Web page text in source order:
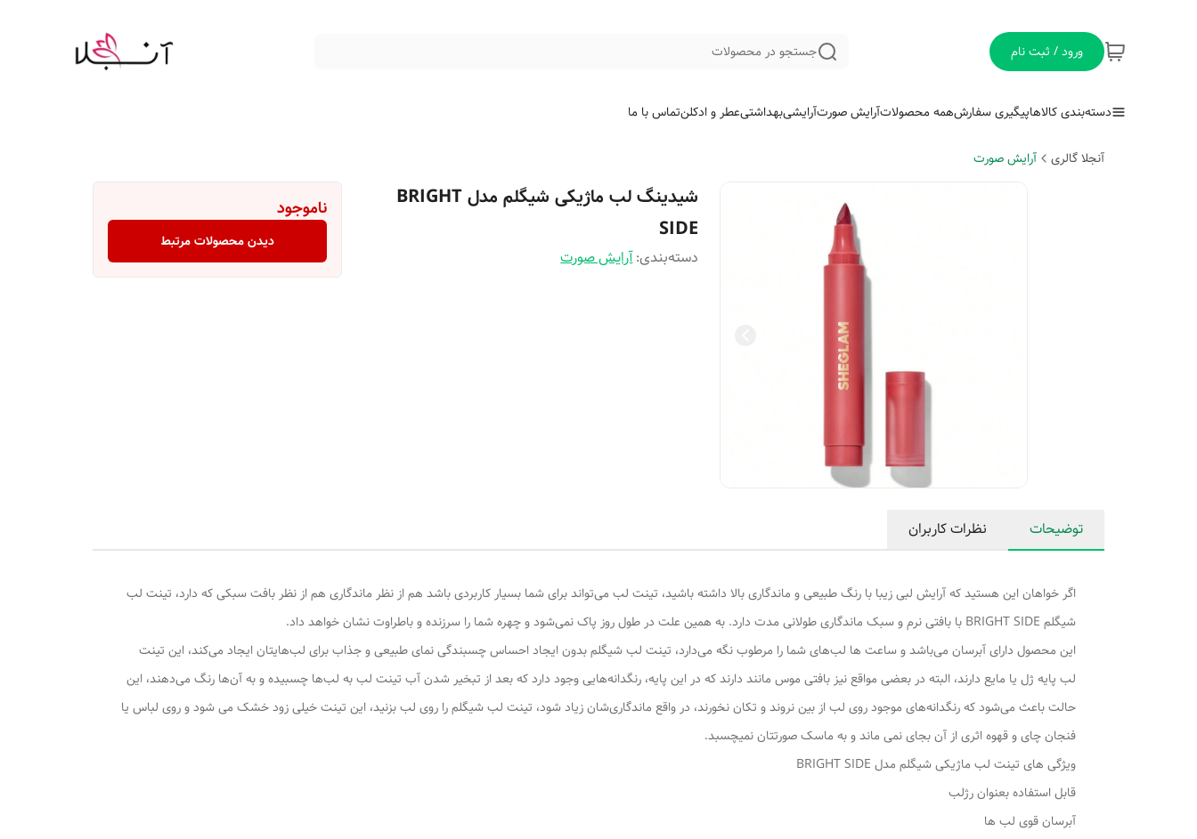
ورود / ثبت نام جستجو در محصولات
دسته‌بندی کالاهاپیگیری سفارشهمه محصولاتآرایش صورتآرایشیبهداشتیعطر و ادکلنتماس با ما
آنجلا گالری آرایش صورت
شیدینگ لب ماژیکی شیگلم مدل BRIGHT
SIDE
دسته‌بندی:آرایش صورت
ناموجود
دیدن محصولات مرتبط
توضیحات نظرات کاربران
اگر خواهان این هستید که آرایش لبی زیبا با رنگ طبیعی و ماندگاری بالا داشته باشید، تینت لب می‌تواند برای شما بسیار کاربردی باشد هم از نظر ماندگاری هم از نظر بافت سبکی که دارد، تینت لب
شیگلم BRIGHT SIDE با بافتی نرم و سبک ماندگاری طولانی مدت دارد. به همین علت در طول روز پاک نمی‌شود و چهره شما را سرزنده و باطراوت نشان خواهد داد.
این محصول دارای آبرسان می‌باشد و ساعت ها لب‌های شما را مرطوب نگه می‌دارد، تینت لب شیگلم بدون ایجاد احساس چسبندگی نمای طبیعی و جذاب برای لب‌هایتان ایجاد می‌کند، این تینت
لب‌ پایه ژل یا مایع دارند، البته در بعضی مواقع نیز بافتی موس مانند دارند که در این پایه، رنگدانه‌هایی وجود دارد که بعد از تبخیر شدن آب تینت لب به لب‌ها چسبیده و به آن‌ها رنگ می‌دهند، این
حالت باعث می‌شود که رنگدانه‌های موجود روی لب از بین نروند و تکان نخورند، در واقع ماندگاری‌شان زیاد شود، تینت لب شیگلم را روی لب بزنید، این تینت خیلی زود خشک می شود و روی لباس یا
فنجان چای و قهوه اثری از آن بجای نمی ماند و به ماسک صورتتان نمیچسبد.
ویژگی های تینت لب ماژیکی شیگلم مدل BRIGHT SIDE
قابل استفاده بعنوان رژلب
آبرسان قوی لب ها